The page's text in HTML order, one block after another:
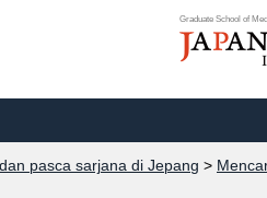
Graduate School of
pasca sarjana di Jepang >